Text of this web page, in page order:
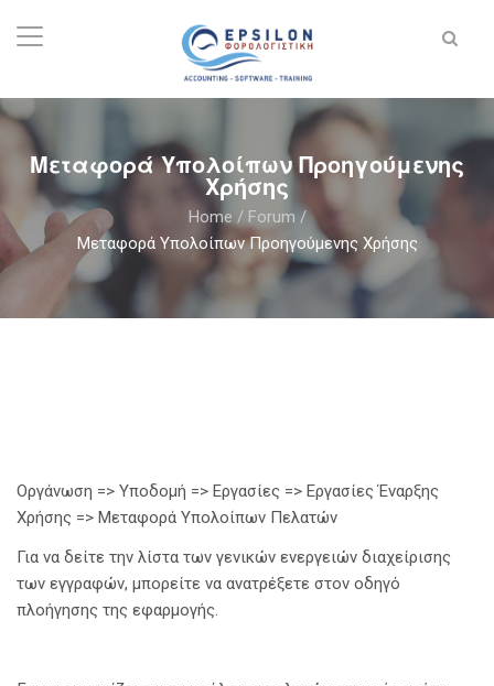
Μεταφορά Υπολοίπων Προηγούμενης
Χρήσης
Home / Forum /
Μεταφορά Υπολοίπων Προηγούμενης Χρήσης
Οργάνωση => Υποδομή => Εργασίες => Εργασίες Έναρξης
Χρήσης => Μεταφορά Υπολοίπων Πελατών
Για να δείτε την λίστα των γενικών ενεργειών διαχείρισης
των εγγραφών, μπορείτε να ανατρέξετε στον οδηγό
πλοήγησης της εφαρμογής.